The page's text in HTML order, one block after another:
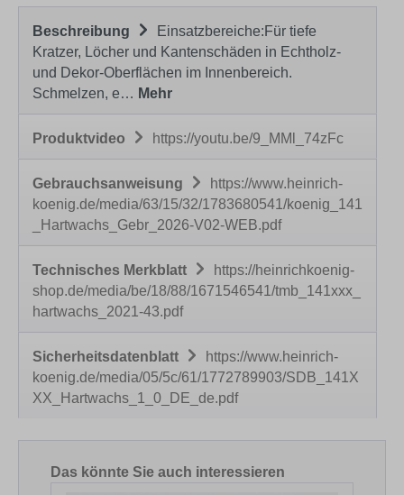
Beschreibung
Einsatzbereiche:Für tiefe
Kratzer, Löcher und Kantenschäden in Echtholz-
und Dekor-Oberflächen im Innenbereich.
Schmelzen, e… Mehr
Produktvideo https://youtu.be/9_MMl_74zFc
Gebrauchsanweisung
https://www.heinrich-
koenig.de/media/63/15/32/1783680541/koenig_141
_Hartwachs_Gebr_2026-V02-WEB.pdf
Technisches Merkblatt
https://heinrichkoenig-
shop.de/media/be/18/88/1671546541/tmb_141xxx_
hartwachs_2021-43.pdf
Sicherheitsdatenblatt
https://www.heinrich-
koenig.de/media/05/5c/61/1772789903/SDB_141X
XX_Hartwachs_1_0_DE_de.pdf
Produktgalerie überspringen
Das könnte Sie auch interessieren